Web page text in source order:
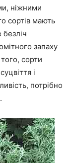
ніжними
сортів мають
безліч
запаху
сорти
і
потрібно